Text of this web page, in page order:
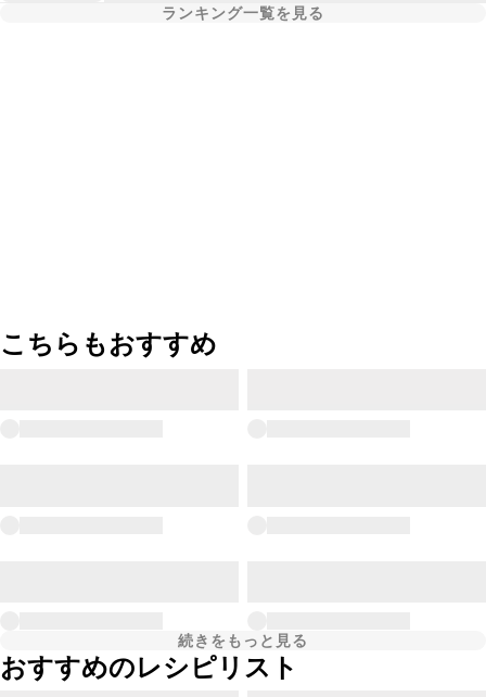
ランキング一覧を見る
こちらもおすすめ
続きをもっと見る
おすすめのレシピリスト